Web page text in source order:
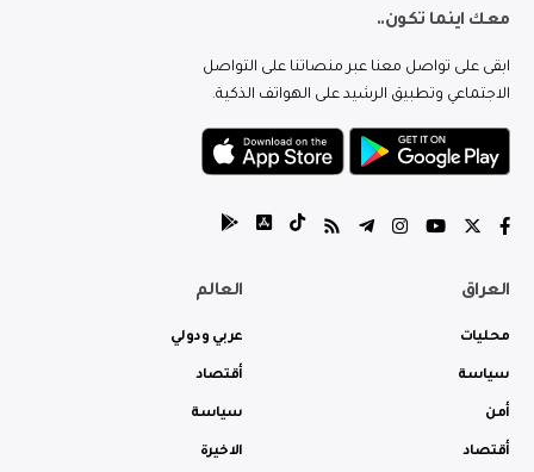
معك اينما تكون..
ابقى على تواصل معنا عبر منصاتنا على التواصل
الاجتماعي وتطبيق الرشيد على الهواتف الذكية.
العراق
محليات
سياسة
أمن
أقتصاد
العالم
عربي ودولي
أقتصاد
سياسة
الاخيرة